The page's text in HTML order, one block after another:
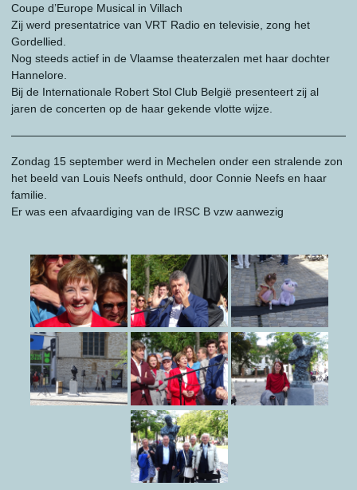
Coupe d’Europe Musical in Villach
Zij werd presentatrice van VRT Radio en televisie, zong het
Gordellied.
Nog steeds actief in de Vlaamse theaterzalen met haar dochter
Hannelore.
Bij de Internationale Robert Stol Club België presenteert zij al
jaren de concerten op de haar gekende vlotte wijze.
——————————————————————————————
Zondag 15 september werd in Mechelen onder een stralende zon
het beeld van Louis Neefs onthuld, door Connie Neefs en haar
familie.
Er was een afvaardiging van de IRSC B vzw aanwezig